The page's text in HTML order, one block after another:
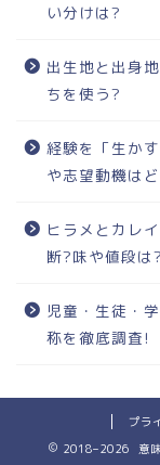
い分けは?
出生地と出身
ちを使う?
経験を「生か
や志望動機は
ヒラメとカレ
断?味や値段は?
児童・生徒・
称を徹底調査!
プラ
2018–2026 意味